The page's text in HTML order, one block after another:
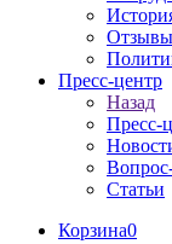
Отзывы
Пресс-центр
Назад
Пресс-
Статьи
Корзина0